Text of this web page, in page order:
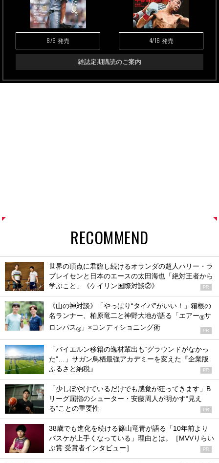
8/6 発売 4/16 発売
雑誌定期購読のご案内
RECOMMEND
世界の頂点に君臨し続けるオランダの超人ハリー・ラ
ブレイセンと日本のエースの太田海也「絶対王者から
学ぶこと」《ケイリン国際対談②》
PR
《山の神対談》「やっぱり“タイパ”がいい！」箱根の
名ランナー、柏原竜二と神野大地が語る「エアー®サ
ロンパス® 」×コンディショニング術 PR
「バイエルン移籍の逸材輩出も“グラウンドがなかっ
た”…」サガン鳥栖最強アカデミーを変えた『企業版
ふるさと納税』
PR
「少しぼやけているだけでも感覚が狂ってきます」B
リーグ屈指のシューター・安藤周人が明かす“見え
る”ことの重要性
PR
38歳でも進化を続ける篠山竜青が語る「10年前より
バスケが上手くなっている」理由とは。［MVVりらい
ぶ賞 受賞者インタビュー］
PR